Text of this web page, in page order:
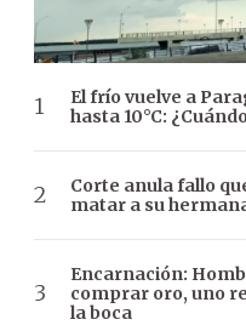
El frío vuelve a
hasta 10°C:
Corte anula fallo
matar a su
Encarnación:
comprar oro, uno
la boca